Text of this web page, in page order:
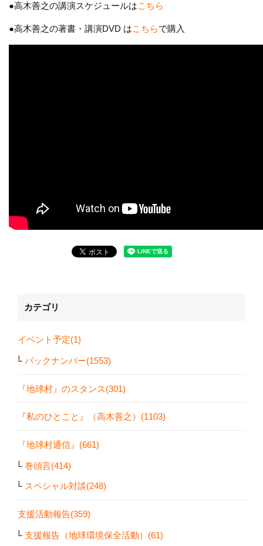
●高木善之の講演スケジュールはこちら
●高木善之の著書・講演DVD はこちらで購入
カテゴリ
イベント予定(1)
バックナンバー(1553)
『地球村』のスタンス(301)
『私のひとこと』（高木善之）(1103)
『地球村通信』(661)
巻頭言(414)
スペシャル対談(248)
支援活動報告(359)
支援報告（地球環境保全活動）(61)